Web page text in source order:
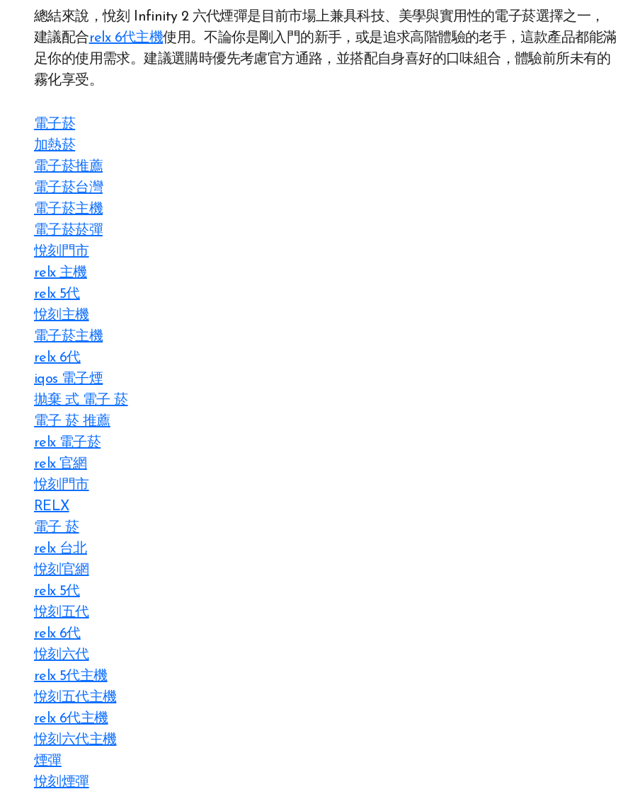
總結來說，悅刻 Infinity 2 六代煙彈是目前市場上兼具科技、美學與實用性的電子菸選擇之一，
建議配合relx 6代主機使用。不論你是剛入門的新手，或是追求高階體驗的老手，這款產品都能滿
足你的使用需求。建議選購時優先考慮官方通路，並搭配自身喜好的口味組合，體驗前所未有的
霧化享受。
電子菸
加熱菸
電子菸推薦
電子菸台灣
電子菸主機
電子菸菸彈
悅刻門市
relx 主機
relx 5代
悅刻主機
電子菸主機
relx 6代
iqos 電子煙​
拋棄 式 電子 菸​
電子 菸 推薦
relx 電子菸
relx 官網
悅刻門市
RELX
電子 菸
relx 台北
悅刻官網
relx 5代
悅刻五代
relx 6代
悅刻六代
relx 5代主機
悅刻五代主機
relx 6代主機
悅刻六代主機
煙彈
悅刻煙彈